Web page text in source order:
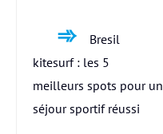
Bresil
kitesurf : les 5
meilleurs spots pour un
séjour sportif réussi